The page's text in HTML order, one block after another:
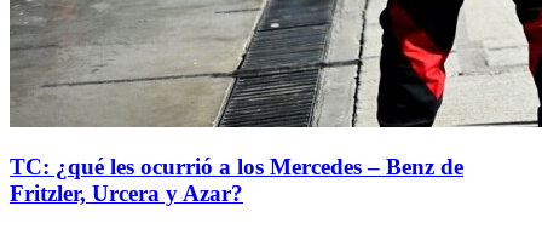
TC: ¿qué les ocurrió a los Mercedes – Benz de
Fritzler, Urcera y Azar?